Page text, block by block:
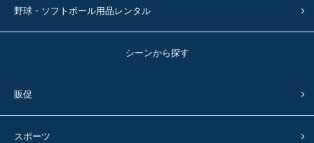
野球・ソフトボール用品レンタル
シーンから探す
販促
スポーツ